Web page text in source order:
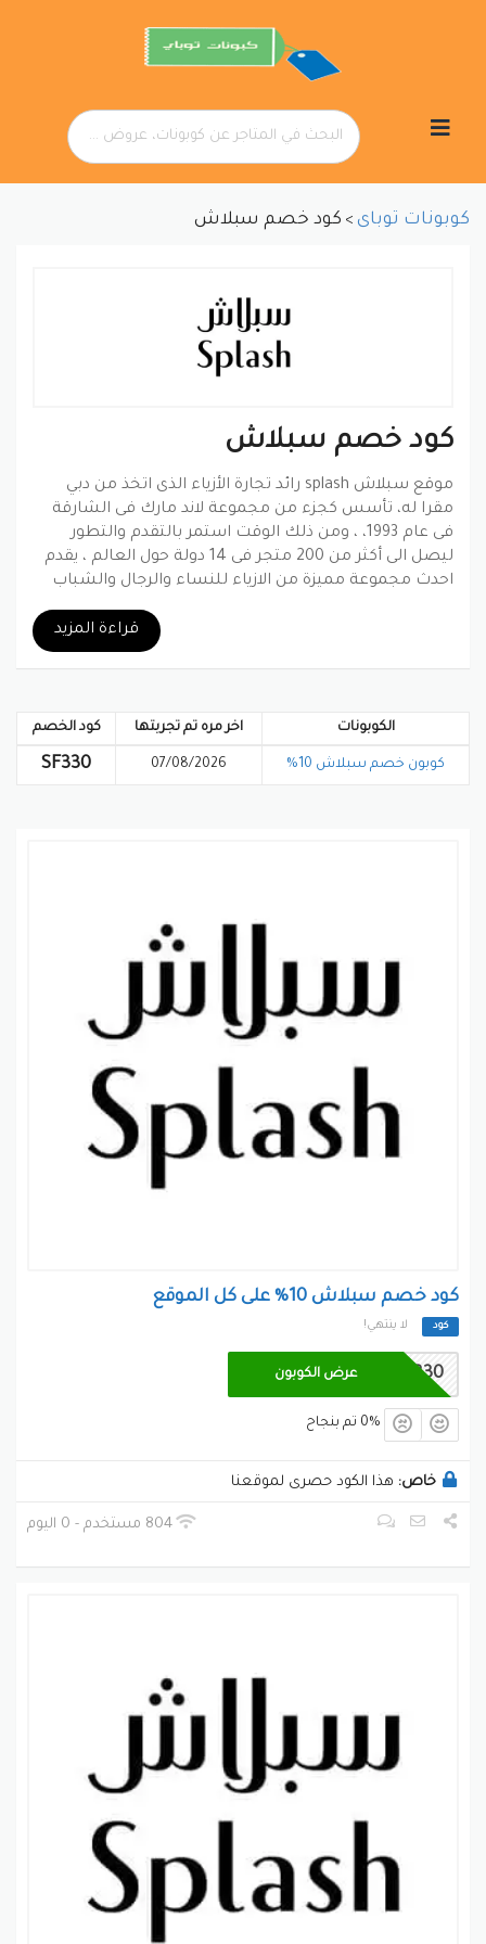
إلى
كوبونات توباى > كود خصم سبلاش
قراءة المزيد
كود خصم سبلاش
موقع سبلاش splash
رائد تجارة الأزياء الذى اتخذ من دبي
مقرا له، تأسس كجزء من مجموعة لاند مارك فى الشارقة
فى عام 1993، ، ومن ذلك الوقت استمر بالتقدم والتطور
ليصل الى أكثر من 200 متجر فى 14 دولة حول العالم ، يقدم
احدث مجموعة مميزة من الازياء للنساء والرجال والشباب
بنفسها والاحدى عشر ماركة الباقية أتيت من حول العالم.
الكوبونات اخر مره تم تجربتها كود الخصم
كوبون خصم سبلاش 10% 07/08/2026
SF330
كود خصم سبلاش 10% على كل الموقع
كود لا ينتهي!
SF330 عرض الكوبون
0% تم بنجاح
خاص: هذا الكود حصرى لموقعنا